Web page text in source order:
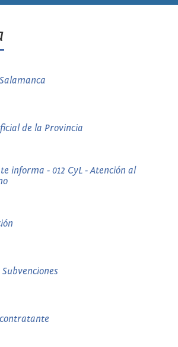
de la Provincia
informa - 012 CyL - Atención al